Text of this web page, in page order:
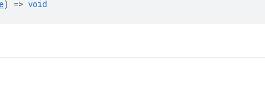
) => void